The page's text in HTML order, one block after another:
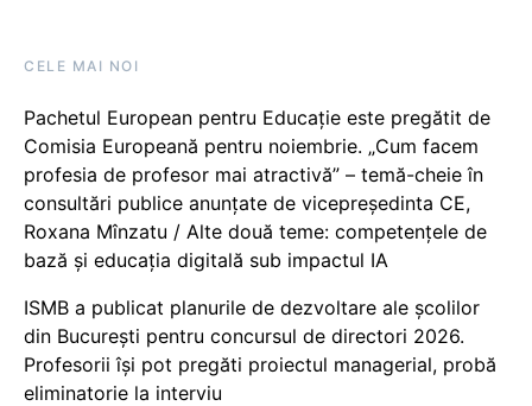
CELE MAI NOI
Pachetul European pentru Educație este pregătit de
Comisia Europeană pentru noiembrie. „Cum facem
profesia de profesor mai atractivă” – temă-cheie în
consultări publice anunțate de vicepreședinta CE,
Roxana Mînzatu / Alte două teme: competențele de
bază și educația digitală sub impactul IA
ISMB a publicat planurile de dezvoltare ale școlilor
din București pentru concursul de directori 2026.
Profesorii își pot pregăti proiectul managerial, probă
eliminatorie la interviu